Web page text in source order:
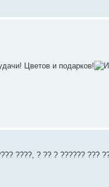
Цветов и подарков!
????, ? ?? ? ?????? ???